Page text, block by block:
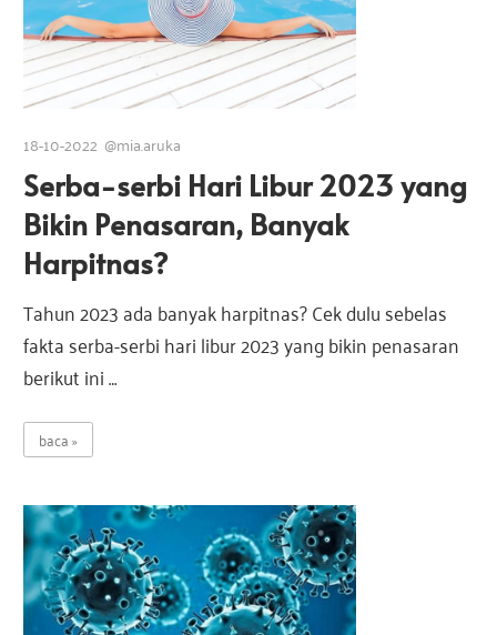
n
e
s
i
a
18-10-2022 @mia.aruka
Serba-serbi Hari Libur 2023 yang
Bikin Penasaran, Banyak
Harpitnas?
Tahun 2023 ada banyak harpitnas? Cek dulu sebelas
fakta serba-serbi hari libur 2023 yang bikin penasaran
berikut ini …
baca